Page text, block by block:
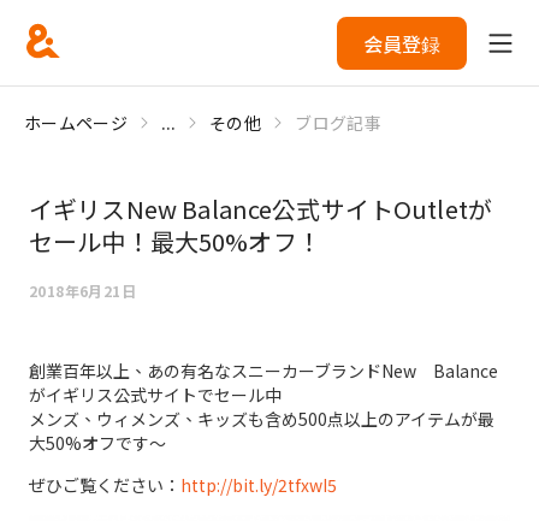
会員登録
ホームページ ... その他 ブログ記事
イギリスNew Balance公式サイトOutletが
セール中！最大50%オフ！
2018年6月21日
創業百年以上、あの有名なスニーカーブランドNew Balance
がイギリス公式サイトでセール中
メンズ、ウィメンズ、キッズも含め500点以上のアイテムが最
大50%オフです～
ぜひご覧ください： http://bit.ly/2tfxwI5